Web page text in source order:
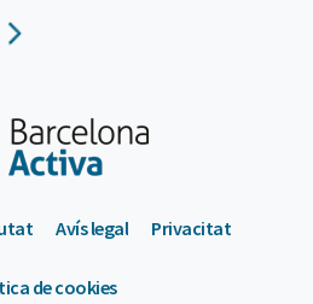
Avís legal Privacitat
de cookies